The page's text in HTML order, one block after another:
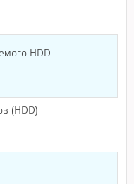
HDD
(HDD)